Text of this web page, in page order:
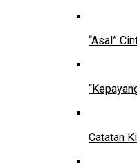
“Asal”
Catatan